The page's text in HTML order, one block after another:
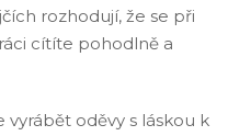
rozhodují, že se při
cítíte pohodlně a
vyrábět oděvy s láskou k